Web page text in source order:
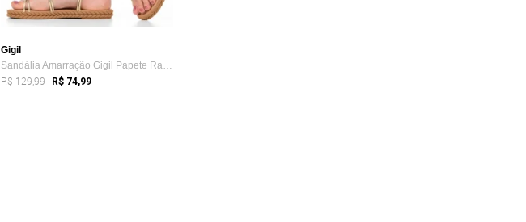
Gigil
Sandália Amarração Gigil Papete Rasteira...
R$ 129,99 R$ 74,99